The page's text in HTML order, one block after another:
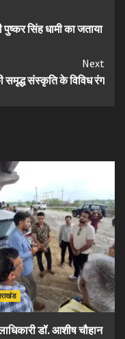
सिंह धामी का जताया
Next
समृद्ध संस्कृति के विविध रंग
डॉ. आशीष चौहान